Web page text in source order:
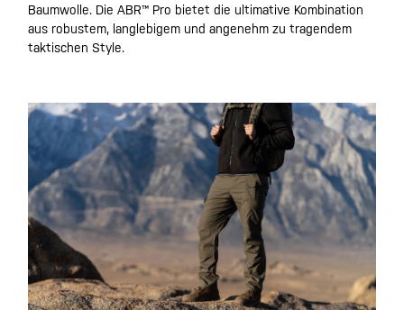
Baumwolle. Die ABR™ Pro bietet die ultimative Kombination
aus robustem, langlebigem und angenehm zu tragendem
taktischen Style.